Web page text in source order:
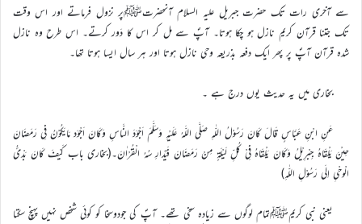
سے آخری رات تک حضرت جبریل علیہ السلام آنحضرتﷺپر نزول فرماتے اور اس وقت
تک جتنا قرآن کریم نازل ہو چکا ہوتا۔ آپؐ سے مل کر اس کا دَور کرتے۔ اس طرح وہ نازل
شدہ قرآن آپؐ پر پھر ایک دفعہ بذریعہ وحی نازل ہوتا اور ہر سال ایسا ہوتا تھا۔
بخاری میں یہ حدیث یوں درج ہے ۔
عَنِ ابْنِ عَبَّاسٍ قَالَ کَانَ رَسُوْلُ اللّٰہِ صَلَّی اللَّہُ عَلَیْہِ وَسَلَّمَ اَجْوَدَ النَّاسِ وَکَانَ اَجْوَد مَایَکُوْنُ فِی رَمَضَانَ
حِیْنَ یَلْقَاہُ جِبْرِیْلُ وَکَانَ یَلْقَاہُ فِیْ کُلِّ لَیْلَۃٍ مِنْ رَمَضَانَ فَیُدَارِ سُہُ الْقُرْاٰنَ۔(بخاری باب کَیْفَ کَانَ بَدْئُ
الْوحْیِ اِلَی رَسُوْلِ اللّٰہِ)
یعنی نبی کریمﷺتمام لوگوں سے زیادہ سخی تھے۔ آپؐ کی جودوسخا کو کوئی شخص نہیں پہنچ سکتا